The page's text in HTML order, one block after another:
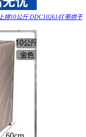
10公斤 DDC102614T带烘干